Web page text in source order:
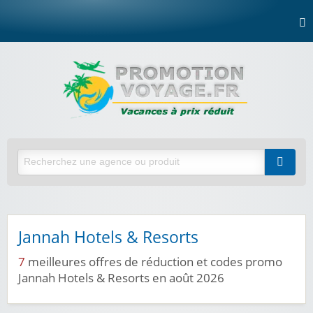
Jannah Hotels & Resorts
7 meilleures offres de réduction et codes promo
Jannah Hotels & Resorts en août 2026